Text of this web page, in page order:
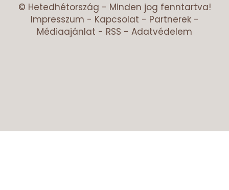
© Hetedhétország - Minden jog fenntartva!
Impresszum - Kapcsolat - Partnerek-
Médiaajánlat - RSS - Adatvédelem